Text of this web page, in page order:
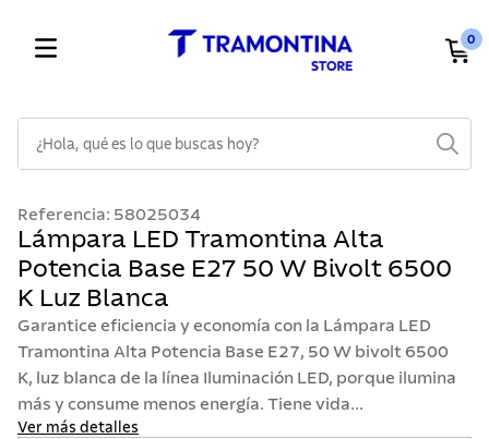
0
Referencia: 58025034
Lámpara LED Tramontina Alta
Potencia Base E27 50 W Bivolt 6500
K Luz Blanca
Garantice eficiencia y economía con la Lámpara LED
Tramontina Alta Potencia Base E27, 50 W bivolt 6500
K, luz blanca de la línea Iluminación LED, porque ilumina
más y consume menos energía. Tiene vida...
Ver más detalles
1 .
cuchillos
2.
cubiertos
3.
sarten
lavaplatos
5.
acero inoxidable
ollas